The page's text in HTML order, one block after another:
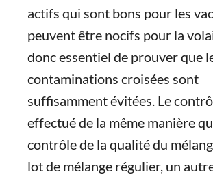
actifs qui sont bons pour les
peuvent être nocifs pour la
donc essentiel de prouver que
contaminations croisées sont
suffisamment évitées. Le
effectué de la même manière
contrôle de la qualité du
lot de mélange régulier, un